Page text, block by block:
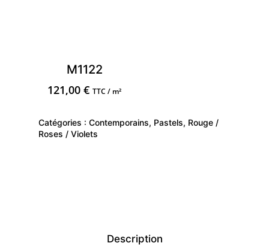
M1122
121,00€ TTC / m²
Catégories : Contemporains, Pastels, Rouge /
Roses / Violets
Description